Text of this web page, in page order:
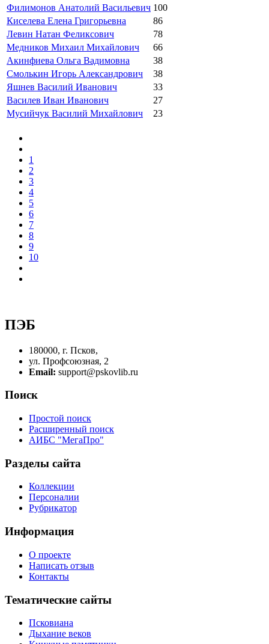
Филимонов Анатолий Васильевич 100
Киселева Елена Григорьевна
86
Левин Натан Феликсович
78
Медников Михаил Михайлович
66
Акинфиева Ольга Вадимовна
38
Смолькин Игорь Александрович
38
Яшнев Василий Иванович
33
Василев Иван Иванович
27
Мусийчук Василий Михайлович
23
1
2
3
4
5
6
7
8
9
10
ПЭБ
180000, г. Псков,
ул. Профсоюзная, 2
Email: support@pskovlib.ru
Поиск
Простой поиск
Расширенный поиск
АИБС "МегаПро"
Разделы сайта
Коллекции
Персоналии
Рубрикатор
Информация
О проекте
Написать отзыв
Контакты
Тематические сайты
Псковиана
Дыхание веков